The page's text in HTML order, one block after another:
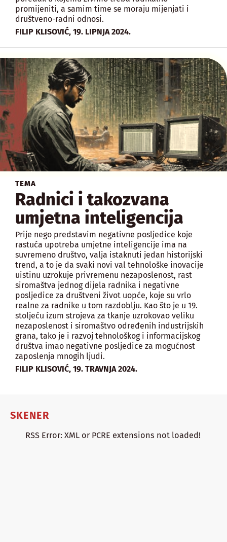
promijeniti, a samim time se moraju mijenjati i
društveno-radni odnosi.
FILIP KLISOVIĆ, 19. LIPNJA 2024.
TEMA
Radnici i takozvana
umjetna inteligencija
Prije nego predstavim negativne posljedice koje
rastuća upotreba umjetne inteligencije ima na
suvremeno društvo, valja istaknuti jedan historijski
trend, a to je da svaki novi val tehnološke inovacije
uistinu uzrokuje privremenu nezaposlenost, rast
siromaštva jednog dijela radnika i negativne
posljedice za društveni život uopće, koje su vrlo
realne za radnike u tom razdoblju. Kao što je u 19.
stoljeću izum strojeva za tkanje uzrokovao veliku
nezaposlenost i siromaštvo određenih industrijskih
grana, tako je i razvoj tehnološkog i informacijskog
društva imao negativne posljedice za mogućnost
zaposlenja mnogih ljudi.
FILIP KLISOVIĆ, 19. TRAVNJA 2024.
SKENER
RSS Error: XML or PCRE extensions not loaded!